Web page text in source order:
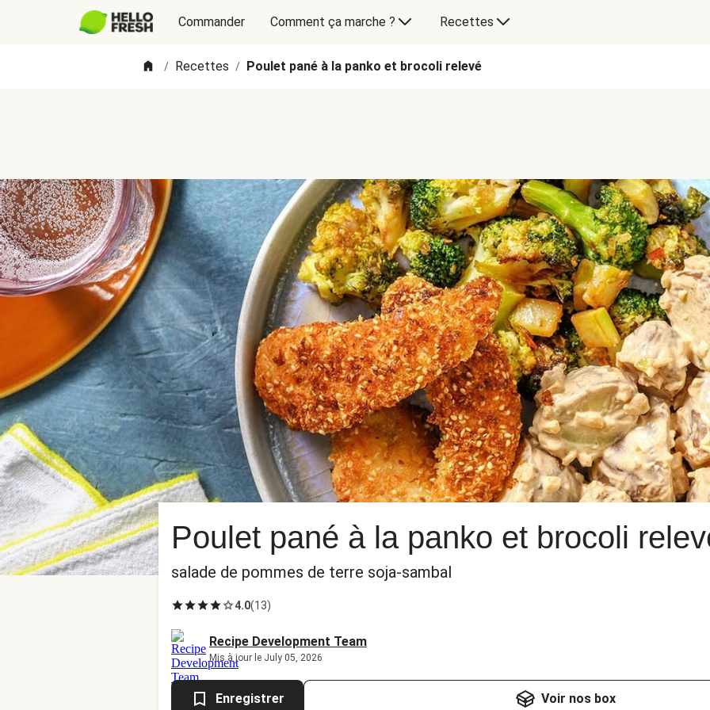
Commander Comment ça marche ? Recettes
/ Recettes / Poulet pané à la panko et brocoli relevé
Poulet pané à la panko et brocoli
salade de pommes de terre soja-sambal
4.0(13)
Recipe Development Team
Mis à jour le July 05, 2026
Enregistrer Voir nos box